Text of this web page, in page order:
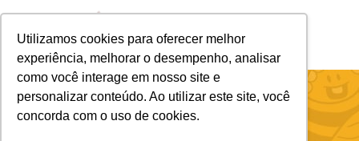
Utilizamos cookies para oferecer melhor
experiência, melhorar o desempenho, analisar
como você interage em nosso site e
personalizar conteúdo. Ao utilizar este site, você
concorda com o uso de cookies.
Caneca Térmica e Aço Inox – Preto,
400ml